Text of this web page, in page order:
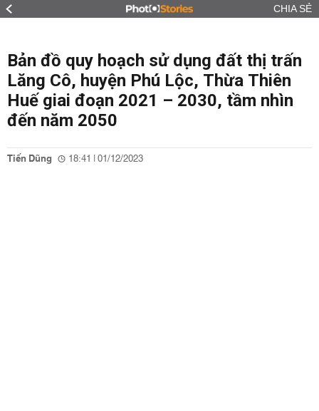
CHIA SẺ
Bản đồ quy hoạch sử dụng đất thị trấn
Lăng Cô, huyện Phú Lộc, Thừa Thiên
Huế giai đoạn 2021 – 2030, tầm nhìn
đến năm 2050
Tiến Dũng 18:41 | 01/12/2023